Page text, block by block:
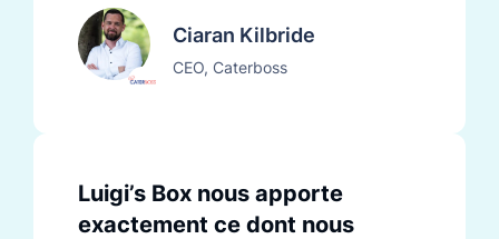
Ciaran Kilbride
CEO, Caterboss
Luigi’s Box nous apporte
exactement ce dont nous